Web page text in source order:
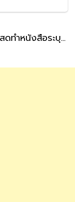
ประกันสังคม แนะผู้ประกันตนที่สถานะโสดทำหนังสือระบุผู้รับเงินสงเคราะห์ กรณีตายล่วงหน้า